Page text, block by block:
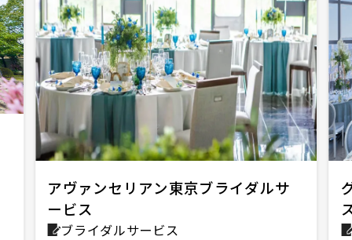
アヴァンセリアン東京ブライダルサ
ービス
ブライダルサービス